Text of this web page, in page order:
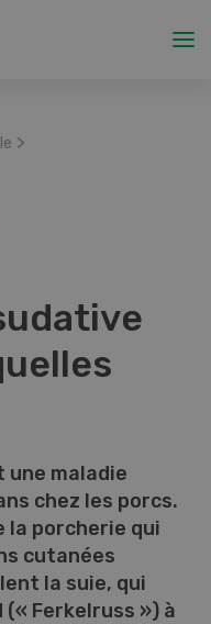
>
une maladie
chez les porcs.
la porcherie qui
cutanées
la suie, qui
(« Ferkelruss ») à